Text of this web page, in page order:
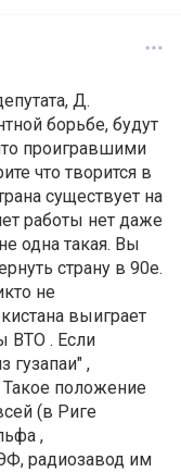
Д.
борьбе, будут
проигравшими
что творится в
существует на
работы нет даже
одна такая. Вы
страну в 90е.
не
выиграет
ВТО . Если
гузапаи" ,
положение
(в Риге
,
радиозавод им